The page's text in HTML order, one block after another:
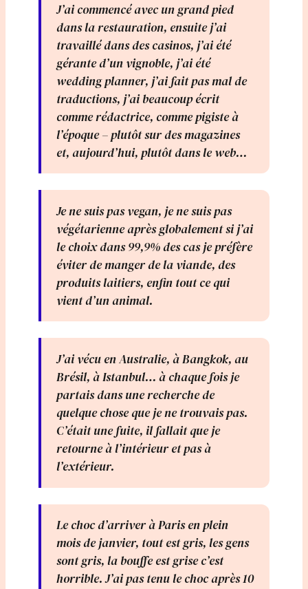
J’ai commencé avec un grand pied
dans la restauration, ensuite j’ai
travaillé dans des casinos, j’ai été
gérante d’un vignoble, j’ai été
wedding planner, j’ai fait pas mal de
traductions, j’ai beaucoup écrit
comme rédactrice, comme pigiste à
l’époque – plutôt sur des magazines
et, aujourd’hui, plutôt dans le web…
Je ne suis pas vegan, je ne suis pas
végétarienne après globalement si j’ai
le choix dans 99,9% des cas je préfère
éviter de manger de la viande, des
produits laitiers, enfin tout ce qui
vient d’un animal.
J’ai vécu en Australie, à Bangkok, au
Brésil, à Istanbul… à chaque fois je
partais dans une recherche de
quelque chose que je ne trouvais pas.
C’était une fuite, il fallait que je
retourne à l’intérieur et pas à
l’extérieur.
Le choc d’arriver à Paris en plein
mois de janvier, tout est gris, les gens
sont gris, la bouffe est grise c’est
horrible. J’ai pas tenu le choc après 10